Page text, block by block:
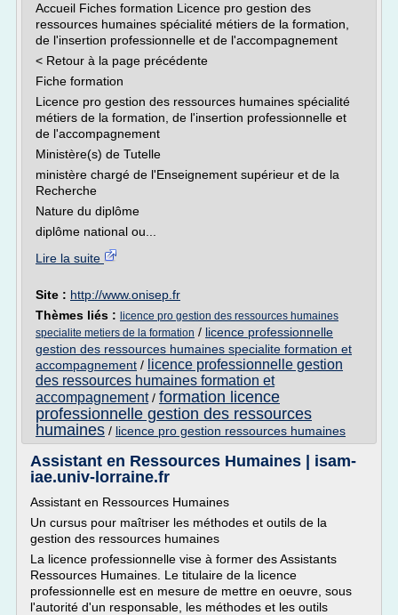
Accueil Fiches formation Licence pro gestion des
ressources humaines spécialité métiers de la formation,
de l'insertion professionnelle et de l'accompagnement
< Retour à la page précédente
Fiche formation
Licence pro gestion des ressources humaines spécialité
métiers de la formation, de l'insertion professionnelle et
de l'accompagnement
Ministère(s) de Tutelle
ministère chargé de l'Enseignement supérieur et de la
Recherche
Nature du diplôme
diplôme national ou...
Lire la suite
Site : http://www.onisep.fr
Thèmes liés : licence pro gestion des ressources humaines
specialite metiers de la formation / licence professionnelle
gestion des ressources humaines specialite formation et
accompagnement / licence professionnelle gestion
des ressources humaines formation et
accompagnement/ formation licence
professionnelle gestion des ressources
humaines / licence pro gestion ressources humaines
Assistant en Ressources Humaines | isam-
iae.univ-lorraine.fr
Assistant en Ressources Humaines
Un cursus pour maîtriser les méthodes et outils de la
gestion des ressources humaines
La licence professionnelle vise à former des Assistants
Ressources Humaines. Le titulaire de la licence
professionnelle est en mesure de mettre en oeuvre, sous
l'autorité d'un responsable, les méthodes et les outils